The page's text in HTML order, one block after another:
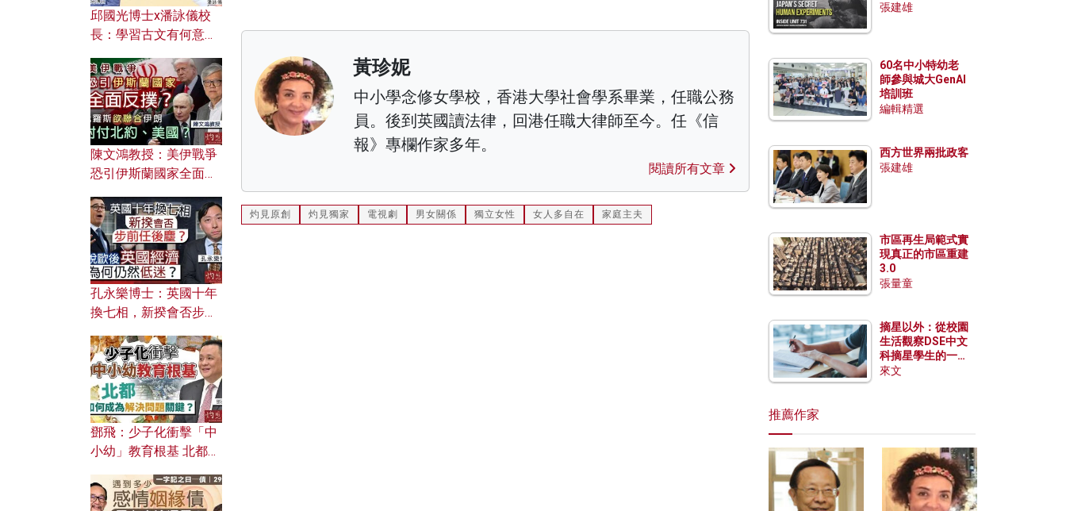
黃珍妮
中小學念修女學校，香港大學社會學系畢業，任職公務
員。後到英國讀法律，回港任職大律師至今。任《信
報》專欄作家多年。
閱讀所有文章
灼見原創 灼見獨家 電視劇 男女關係 獨立女性 女人多自在 家庭主夫
邱國光博士x潘詠儀校
長：學習古文有何意
文之美？ 日常寫作如何
應用？
陳文鴻教授：美伊戰爭
恐引伊斯蘭國家全面反
對付北約美國？
孔永樂博士：英國十年
換七相，新揆會否步前
濟為何仍然低迷？
鄧飛：少子化衝擊「中
小幼」教育根基 北都如
張建雄
60名中小特幼老
師參與城大GenAI
培訓班
編輯精選
西方世界兩批政客
張建雄
市區再生局範式實
現真正的市區重建
3.0
張量童
摘星以外：從校園
生活觀察DSE中文
科摘星學生的一點
特質
來文
推薦作家